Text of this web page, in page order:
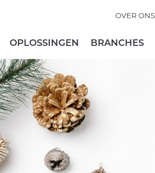
OPLOSSINGEN BRANCHES
OVER ONS